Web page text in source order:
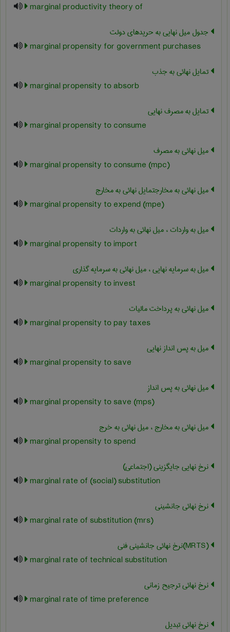
marginal productivity theory of
جدول میل نهایی به حریدهای دولت
marginal propensity for government purchases
تمایل نهائی به جذب
marginal propensity to absorb
تمایل به مصرف نهایی
marginal propensity to consume
میل نهائی به مصرف
marginal propensity to consume (mpc)
میل نهائی به مخارجتمایل نهائی به مخارج
marginal propensity to expend (mpe)
میل به واردات ، میل نهائی به واردات
marginal propensity to import
میل به سرمایه نهایی ، میل نهائی به سرمایه گذاری
marginal propensity to invest
میل نهائی به پرداخت مالیات
marginal propensity to pay taxes
میل به پس انداز نهایی
marginal propensity to save
میل نهائی به پس انداز
marginal propensity to save (mps)
میل نهائی به مخارج ، میل نهائی به خرج
marginal propensity to spend
نرخ نهایی جایگزینی (اجتماعی)
marginal rate of (social) substitution
نرخ نهائی جانشینی
marginal rate of substitution (mrs)
(‎MRTS)نرخ نهائی جانشینی فنی
marginal rate of technical substitution
نرخ نهائی ترجیح زمانی
marginal rate of time preference
نرخ نهائی تبدیل